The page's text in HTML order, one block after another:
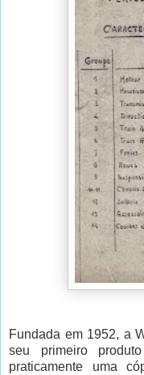
Fundada em 1952, a
seu primeiro
praticamente uma